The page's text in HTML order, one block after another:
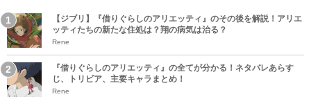
【ジブリ】『借りぐらしのアリエッティ』のその後を解説！アリエ
ッティたちの新たな住処は？翔の病気は治る？
Rene
『借りぐらしのアリエッティ』の全てが分かる！ネタバレあらす
じ、トリビア、主要キャラまとめ！
Rene